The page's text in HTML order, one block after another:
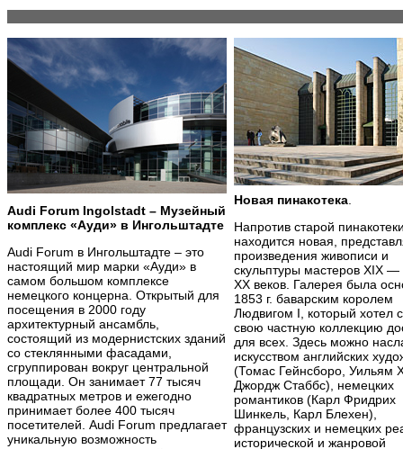
Audi Forum Ingolstadt – Музейный
комплекс «Ауди» в Ингольштадте
Audi Forum в Ингольштадте – это
настоящий мир марки «Ауди» в
самом большом комплексе
немецкого концерна. Открытый для
посещения в 2000 году
архитектурный ансамбль,
состоящий из модернистских зданий
со стеклянными фасадами,
сгруппирован вокруг центральной
площади. Он занимает 77 тысяч
квадратных метров и ежегодно
принимает более 400 тысяч
посетителей. Audi Forum предлагает
уникальную возможность
Новая пинакотека
Напротив старой
находится новая,
произведения живописи и
скульптуры мастеров XIX —
XX веков. Галерея была
1853 г. баварским королем
Людвигом I, который хотел
свою частную коллекцию
для всех. Здесь можно
искусством английских
(Томас Гейнсборо, Уильям
Джордж Стаббс), немецких
романтиков (Карл Фридрих
Шинкель, Карл Блехен),
французских и немецких
исторической и жанровой